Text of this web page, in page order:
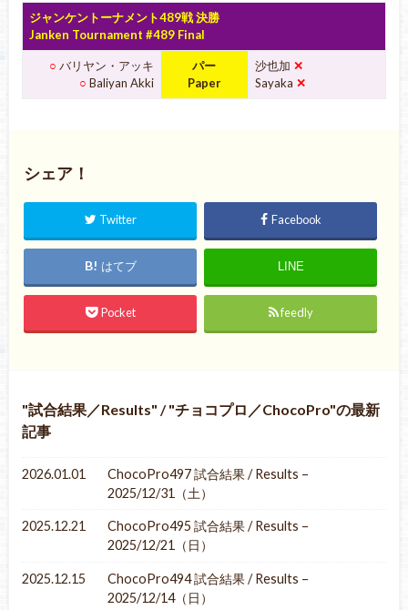
ジャンケントーナメント489戦 決勝
Janken Tournament #489 Final
○ バリヤン・アッキ
○ Baliyan Akki
パー
Paper
沙也加 ✕
Sayaka ✕
シェア！
Twitter Facebook
はてブ LINE
Pocket feedly
試合結果／Results / チョコプロ／ChocoPro の最新
記事
2026.01.01
ChocoPro497 試合結果 / Results –
2025/12/31（土）
2025.12.21
ChocoPro495 試合結果 / Results –
2025/12/21（日）
2025.12.15
ChocoPro494 試合結果 / Results –
2025/12/14（日）